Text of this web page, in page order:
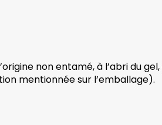
non entamé, à l’abri du
mentionnée sur l’emballage).